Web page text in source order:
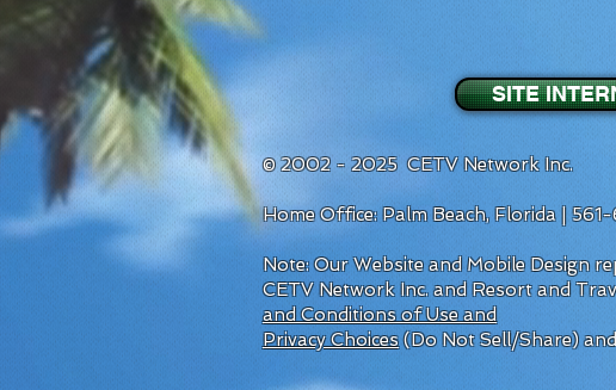
SITE
© 2002 - 2025 CETV Network Inc.
Home Office: Palm Beach, Florida |
Note: Our Website and Mobile Design
CETV Network Inc. and Resort and
and Conditions of Use and
Privacy Choices(Do Not Sell/Share)